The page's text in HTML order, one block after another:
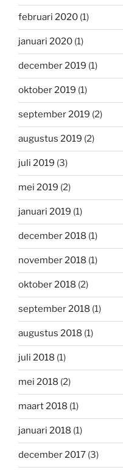
februari 2020 (1)
januari 2020 (1)
december 2019 (1)
oktober 2019 (1)
september 2019 (2)
augustus 2019 (2)
juli 2019 (3)
mei 2019 (2)
januari 2019 (1)
december 2018 (1)
november 2018 (1)
oktober 2018 (2)
september 2018 (1)
augustus 2018 (1)
juli 2018 (1)
mei 2018 (2)
maart 2018 (1)
januari 2018 (1)
december 2017 (3)